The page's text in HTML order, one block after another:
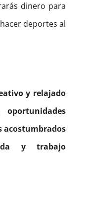
dinero para
deportes al
y relajado
acostumbrados
y trabajo